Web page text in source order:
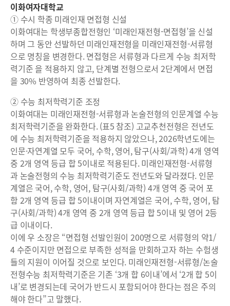
이화여자대학교
① 수시 학종 미래인재 면접형 신설
이화여대는 학생부종합전형인 ‘미래인재전형-면접형’을 신설
하며 그 동안 선발하던 미래인재전형을 미래인재전형-서류형
으로 명칭을 변경한다. 면접형은 서류형과 다르게 수능 최저학
력기준 을 적용하지 않고, 단계별 전형으로서 2단계에서 면접
을 30% 반영하여 최종 선발한다.
② 수능 최저학력기준 조정
이화여대는 미래인재전형-서류형과 논술전형의 인문계열 수능
최저학력기준을 완화한다. (표5 참조) 고교추천전형은 전년도
에 수능 최저학력기준을 적용하지 않았으나, 2026학년도에는
인문·자연계열 모두 국어, 수학, 영어, 탐구(사회/과학) 4개 영역
중 2개 영역 등급 합 5이내로 적용된다. 미래인재전형-서류형
과 논술전형의 수능 최저학력기준도 전년도와 달라졌다. 인문
계열은 국어, 수학, 영어, 탐구(사회/과학) 4개 영역 중 국어 포
함 2개 영역 등급 합 5이내이며 자연계열은 국어, 수학, 영어, 탐
구(사회/과학) 4개 영역 중 2개 영역 등급 합 5이내 및 영어 2등
급 이내이다.
이에 우 소장은 “면접형 선발인원이 200명으로 서류형의 약1/
4 수준이지만 면접으로 부족한 성적을 만회하고자 하는 수험생
들의 지원이 이어질 것으로 보인다. 미래인재전형-서류형/논술
전형수능 최저학력기준은 기존 ‘3개 합 6이내’에서 ‘2개 합 5이
내’로 변경되는데 국어가 반드시 포함되어야 한다는 점은 주의
해야 한다”고 말했다.